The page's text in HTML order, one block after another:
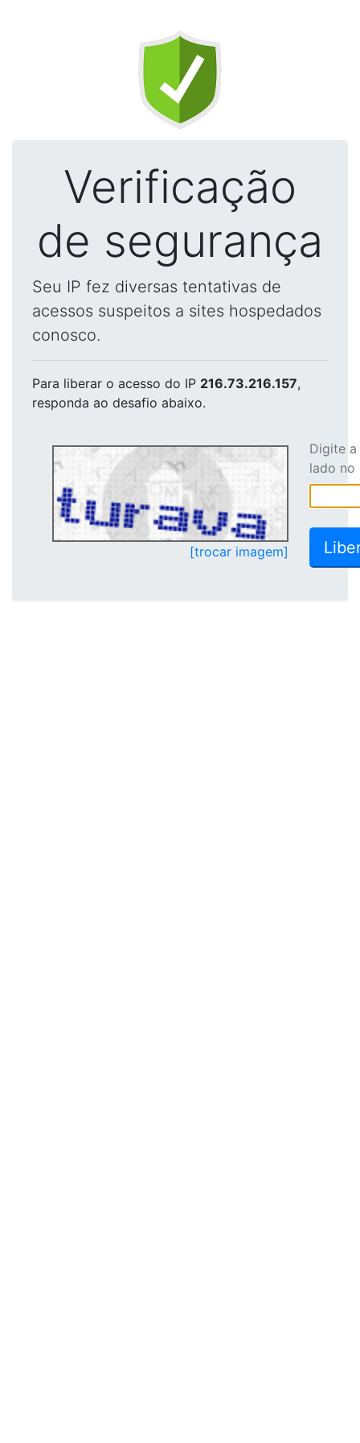
Verificação
de segurança
Seu IP fez diversas tentativas de
acessos suspeitos a sites hospedados
conosco.
Para liberar o acesso do IP 216.73.216.157,
responda ao desafio abaixo.
[trocar imagem]
Digite
lado no